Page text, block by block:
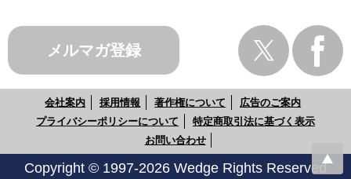
メルマガ登録
会社案内 採用情報 著作権について
広告のご案内
プライバシーポリシーについて
特定商取引法に基づく表示
お問い合わせ
Copyright © 1997-2026 Wedge Rights Reserved